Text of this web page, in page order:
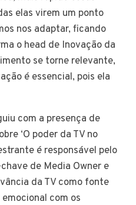
elas virem um ponto
nos adaptar, ficando
o head de Inovação da
se torne relevante,
é essencial, pois ela
com a presença de
‘O poder da TV no
é responsável pelo
de Media Owner e
da TV como fonte
com os